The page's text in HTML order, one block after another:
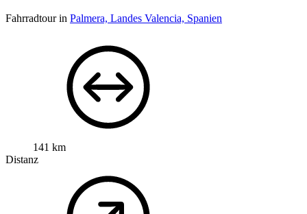
Fahrradtour in Palmera, Landes Valencia, Spanien
141 km
Distanz